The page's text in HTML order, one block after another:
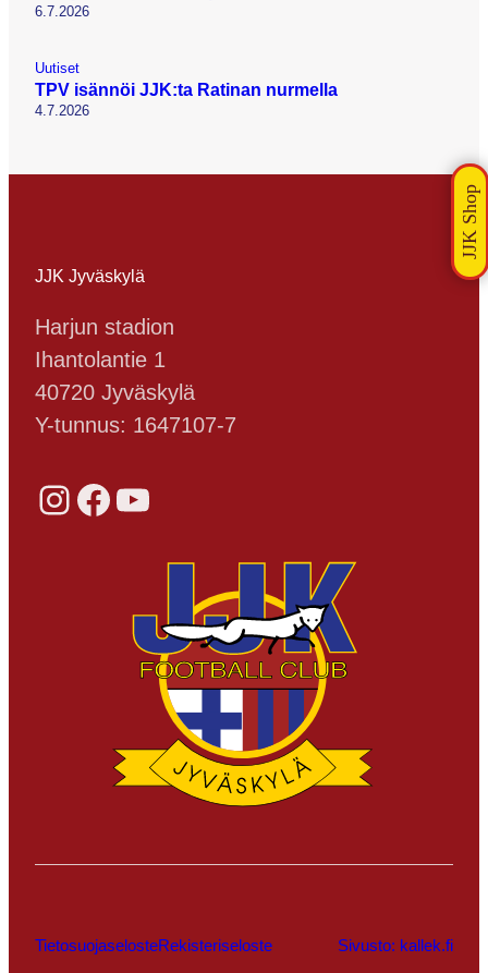
6.7.2026
Uutiset
TPV isännöi JJK:ta Ratinan nurmella
4.7.2026
JJK Jyväskylä
Harjun stadion
Ihantolantie 1
40720 Jyväskylä
Y-tunnus: 1647107-7
Instagram Facebook YouTube
TietosuojaselosteRekisteriseloste Sivusto: kallek.fi